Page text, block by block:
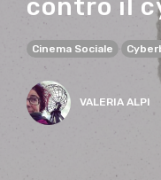
contro il
Cinema Sociale
VALERIA ALPI